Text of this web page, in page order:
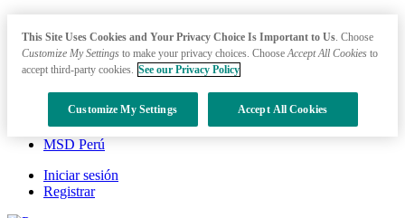
MSD Perú
Iniciar sesión
Registrar
This Site Uses Cookies and Your Privacy Choice Is Important to Us. Choose
Customize My Settings to make your privacy choices. ChooseAccept All Cookies to
accept third-party cookies. See our Privacy Policy
Customize My Settings Accept All Cookies